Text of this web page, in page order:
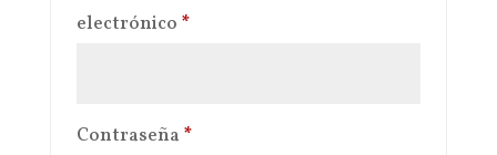
electrónico *Obligatorio
Contraseña *Obligatorio